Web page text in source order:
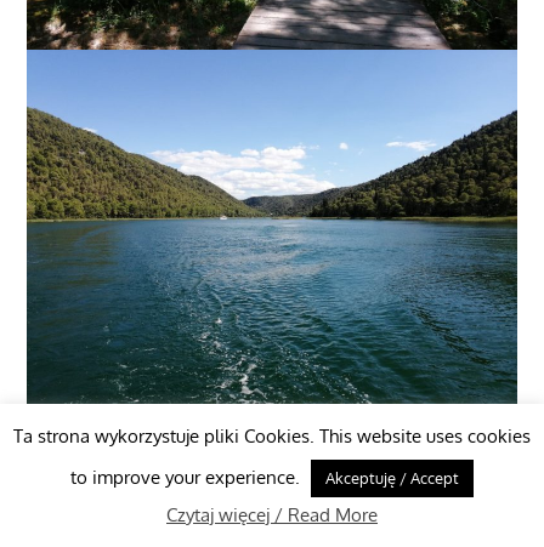
Ta strona wykorzystuje pliki Cookies. This website uses cookies
to improve your experience.
Akceptuję / Accept
Czytaj więcej / Read More